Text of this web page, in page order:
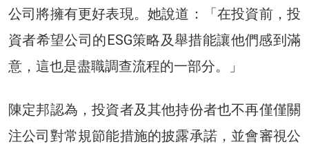
公司將擁有更好表現。她說道：「在投資前，投
資者希望公司的ESG策略及舉措能讓他們感到滿
意，這也是盡職調查流程的一部分。」
陳定邦認為，投資者及其他持份者也不再僅僅關
注公司對常規節能措施的披露承諾，並會審視公